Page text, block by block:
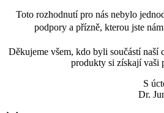
Toto rozhodnutí pro nás nebylo
podpory a přízně, kterou jste
Děkujeme všem, kdo byli součástí naší
produkty si získají vaši
S
Dr.